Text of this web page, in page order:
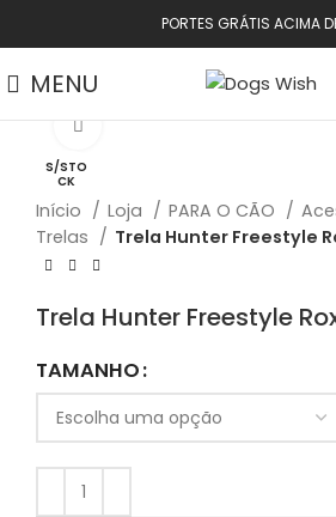
PORTES GRÁTIS ACIMA
MENU
S/STO
CK
Click to enlarge
Início Loja PARA O CÃO
Trelas
Trela Hunter Freestyle
Trela Hunter Freestyle
TAMANHO